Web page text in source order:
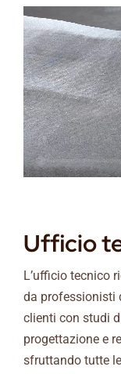
Ufficio
L’ufficio tecnico
da professionisti
clienti con studi
progettazione e
sfruttando tutte